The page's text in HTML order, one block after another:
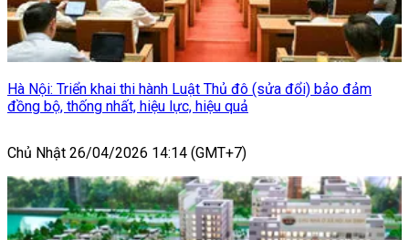
Hà Nội: Triển khai thi hành Luật Thủ đô (sửa đổi) bảo đảm
đồng bộ, thống nhất, hiệu lực, hiệu quả
Chủ Nhật 26/04/2026 14:14 (GMT+7)